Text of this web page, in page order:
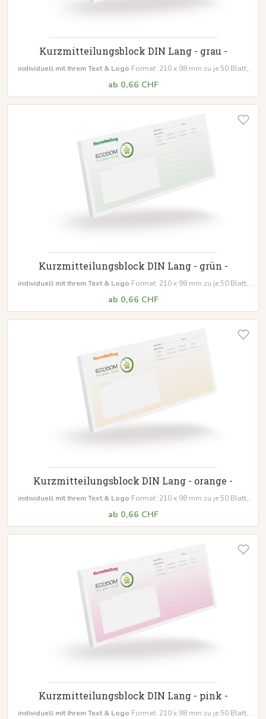
Kurzmitteilungsblock DIN Lang - grau -
individuell mit Ihrem Text & Logo Format: 210 x 98 mm zu je 50 Blatt,
ab 0,66 CHF
Kurzmitteilungsblock DIN Lang - grün -
individuell mit Ihrem Text & Logo Format: 210 x 98 mm zu je 50 Blatt,
ab 0,66 CHF
Kurzmitteilungsblock DIN Lang - orange -
individuell mit Ihrem Text & Logo Format: 210 x 98 mm zu je 50 Blatt,
ab 0,66 CHF
Kurzmitteilungsblock DIN Lang - pink -
individuell mit Ihrem Text & Logo Format: 210 x 98 mm zu je 50 Blatt,